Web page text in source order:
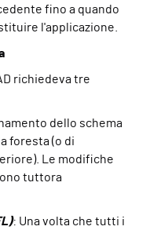
fino a quando
l'applicazione.
richiedeva tre
dello schema
foresta (o di
Le modifiche
tuttora
: Una volta che tutti i